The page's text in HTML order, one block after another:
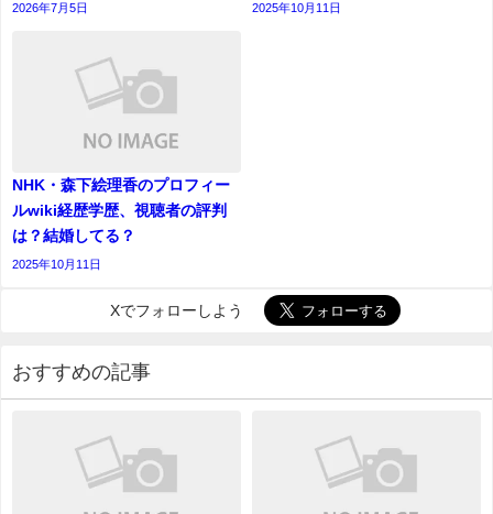
2026年7月5日 2025年10月11日
NHK・森下絵理香のプロフィー
ルwiki経歴学歴、視聴者の評判
は？結婚してる？
2025年10月11日
Xでフォローしよう
おすすめの記事